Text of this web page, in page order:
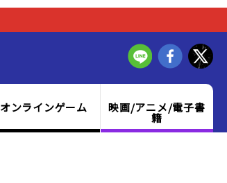
オンラインゲーム 映画/アニメ/電子書
籍